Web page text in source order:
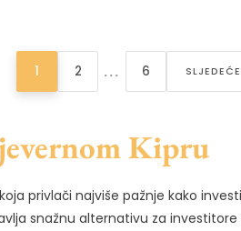
1 2 ... 6
Kipru
privlači najviše pažnje kako
snažnu alternativu za